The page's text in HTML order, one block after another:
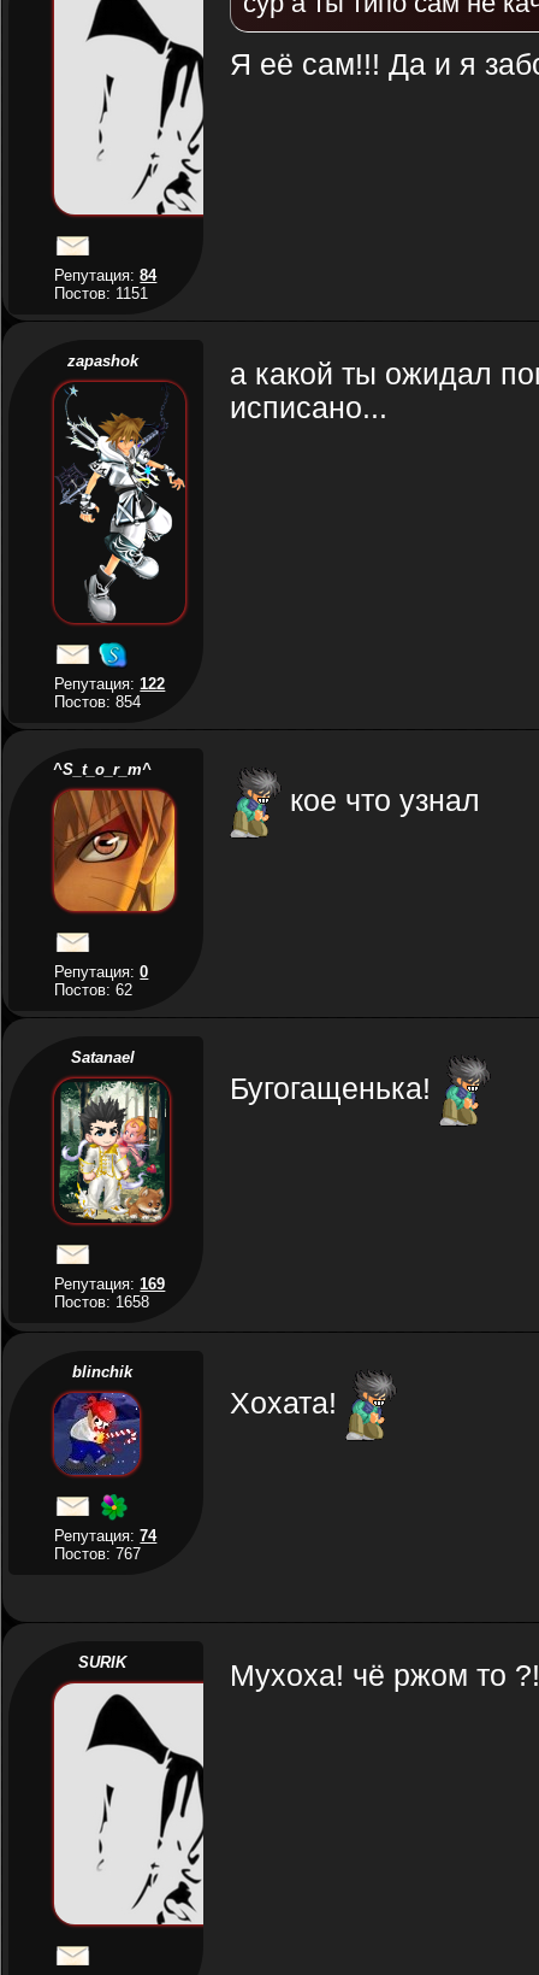
Репутация:84
Постов: 1151
Я её сам!!! Да и я
zapashok
Репутация:122
Постов: 854
а какой ты ожидал
исписано...
^S_t_o_r_m^
Репутация:0
Постов: 62
кое что узнал
Satanael
Репутация:169
Постов: 1658
Бугогащенька!
blinchik
Репутация:74
Постов: 767
Хохата!
SURIK Мухоха! чё ржом то ?!